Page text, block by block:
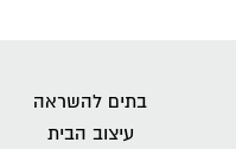
בתים להשראה
עיצוב הבית